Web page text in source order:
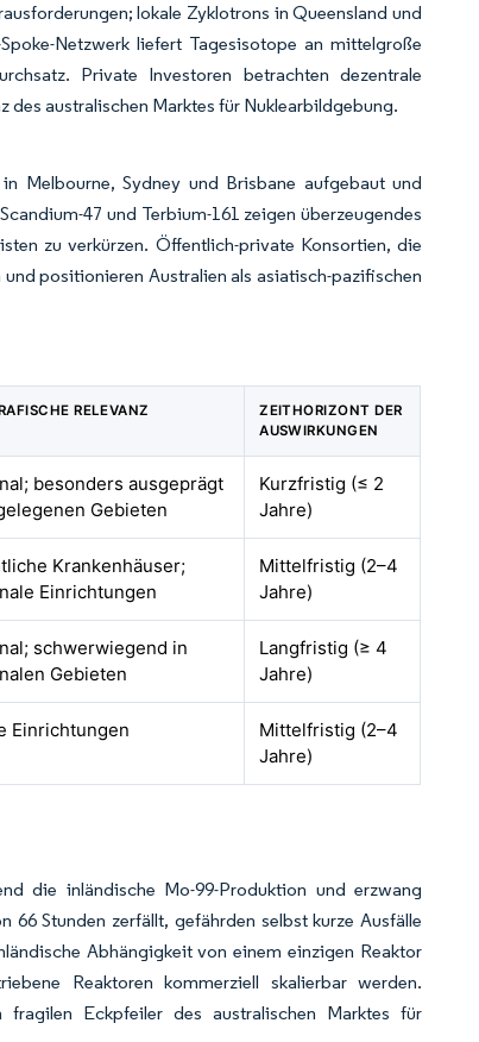
lokale Zyklotrons in Queensland und
Netzwerk liefert Tagesisotope an mittelgroße
Private Investoren betrachten dezentrale
des australischen Marktes für Nuklearbildgebung.
Melbourne, Sydney und Brisbane aufgebaut und
47 und Terbium-161 zeigen überzeugendes
zu verkürzen. Öffentlich-private Konsortien, die
positionieren Australien als asiatisch-pazifischen
RELEVANZ
ZEITHORIZONT DER
AUSWIRKUNGEN
besonders ausgeprägt
Gebieten
Kurzfristig (≤ 2
Jahre)
Krankenhäuser;
Einrichtungen
Mittelfristig (2–4
Jahre)
schwerwiegend in
Gebieten
Langfristig (≥ 4
Jahre)
Einrichtungen
Mittelfristig (2–4
Jahre)
die inländische Mo-99-Produktion und erzwang
Stunden zerfällt, gefährden selbst kurze Ausfälle
Abhängigkeit von einem einzigen Reaktor
Reaktoren kommerziell skalierbar werden.
Eckpfeiler des australischen Marktes für